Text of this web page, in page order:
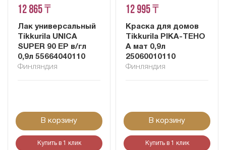
12 865 ₸
Лак универсальный
Tikkurila UNICA
SUPER 90 EP в/гл
0,9л 55664040110
Финляндия
В корзину
Купить в 1 клик
12 995 ₸
Краска для домов
Tikkurila PIKA-TEHO
A мат 0,9л
25060010110
Финляндия
В корзину
Купить в 1 клик